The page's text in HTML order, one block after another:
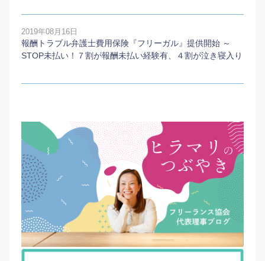
2019年08月16日
報酬トラブル弁護士費用保険『フリーガル』提供開始 ～
STOP未払い！７割が報酬未払い経験有、４割が泣き寝入り